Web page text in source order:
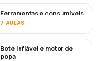
Ferramentas e consumíveis
7 AULAS
Bote inflável e motor de
popa